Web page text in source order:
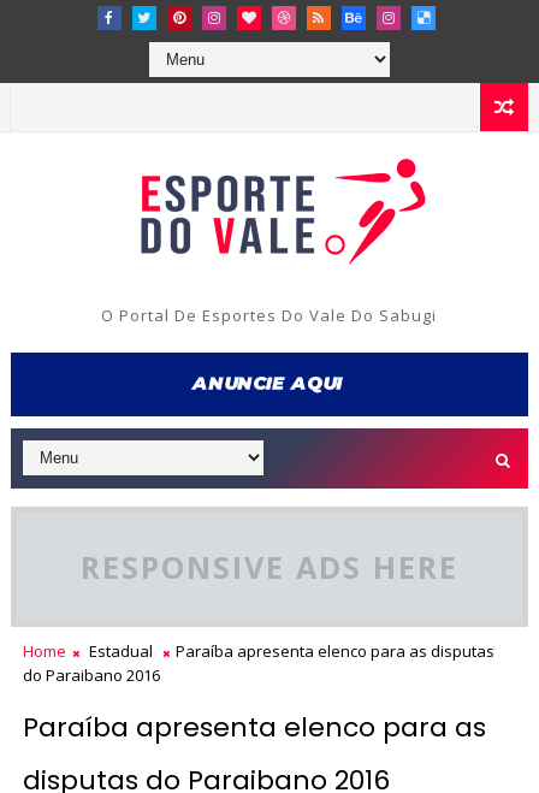
O Portal De Esportes Do Vale Do Sabugi
RESPONSIVE ADS HERE
Home Estadual
Paraíba apresenta elenco para as disputas
do Paraibano 2016
Paraíba apresenta elenco para as
disputas do Paraibano 2016